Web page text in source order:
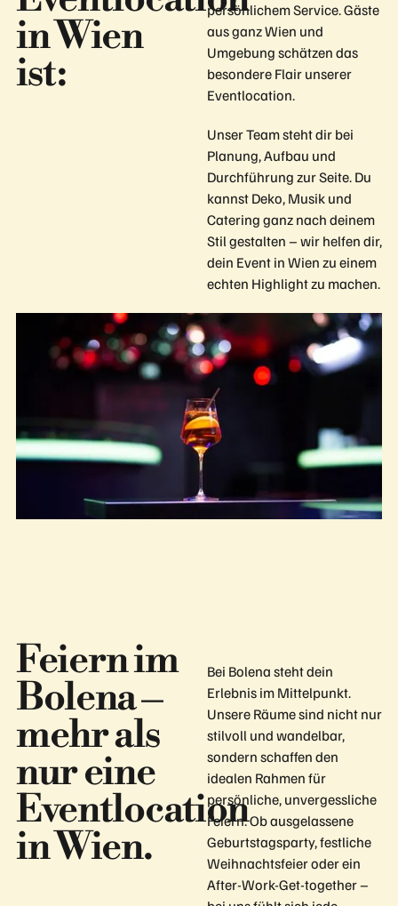
in Wien
ist:
persönlichem Service. Gäste
aus ganz Wien und
Umgebung schätzen das
besondere Flair unserer
Eventlocation.
Unser Team steht dir bei
Planung, Aufbau und
Durchführung zur Seite. Du
kannst Deko, Musik und
Catering ganz nach deinem
Stil gestalten – wir helfen dir,
dein Event in Wien zu einem
echten Highlight zu machen.
Feiern im
Bolena –
mehr als
nur eine
Eventlocation
in Wien.
Bei Bolena steht dein
Erlebnis im Mittelpunkt.
Unsere Räume sind nicht nur
stilvoll und wandelbar,
sondern schaffen den
idealen Rahmen für
persönliche, unvergessliche
Feiern. Ob ausgelassene
Geburtstagsparty, festliche
Weihnachtsfeier oder ein
After-Work-Get-together –